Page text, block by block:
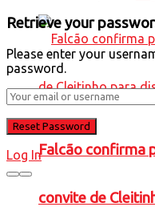
Falcão confirma
convite de
Retrieve your
Please enter your
password.
Log In